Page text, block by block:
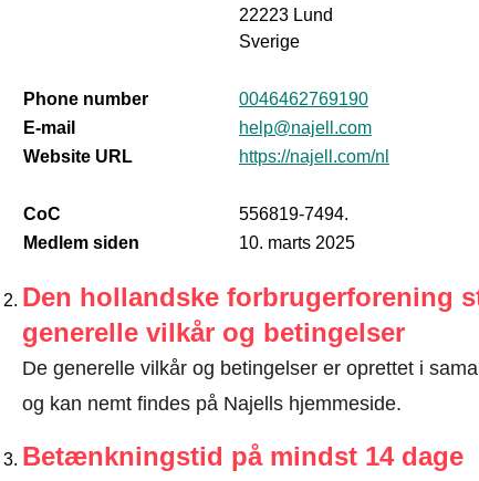
22223 Lund
Sverige
Phone number
0046462769190
E-mail
help@najell.com
Website URL
https://najell.com/nl
CoC
556819-7494.
Medlem siden
10. marts 2025
Den hollandske forbrugerforening
generelle vilkår og betingelser
De generelle vilkår og betingelser er oprettet i
og kan nemt findes på Najells hjemmeside.
Betænkningstid på mindst 14 dage